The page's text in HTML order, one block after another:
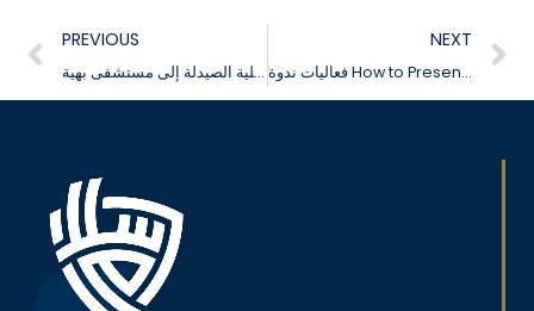
PREVIOUS
فعاليات زيارة كلية الصيدلة إلى مستشفى بهية
NEXT
فعاليات ندوة How to Present a Scientific Project